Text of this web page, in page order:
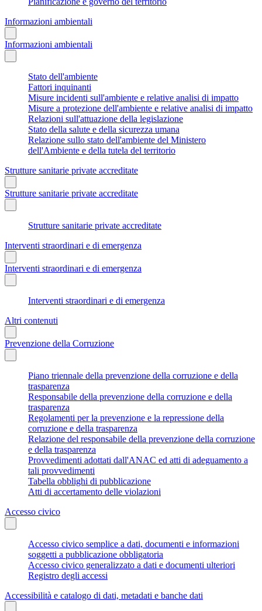
Informazioni ambientali
Informazioni ambientali
Stato dell'ambiente
Fattori inquinanti
Misure incidenti sull'ambiente e relative analisi di impatto
Misure a protezione dell'ambiente e relative analisi di impatto
Relazioni sull'attuazione della legislazione
Stato della salute e della sicurezza umana
Relazione sullo stato dell'ambiente del Ministero
dell'Ambiente e della tutela del territorio
Strutture sanitarie private accreditate
Strutture sanitarie private accreditate
Strutture sanitarie private accreditate
Interventi straordinari e di emergenza
Interventi straordinari e di emergenza
Interventi straordinari e di emergenza
Altri contenuti
Prevenzione della Corruzione
Piano triennale della prevenzione della corruzione e della
trasparenza
Responsabile della prevenzione della corruzione e della
trasparenza
Regolamenti per la prevenzione e la repressione della
corruzione e della trasparenza
Relazione del responsabile della prevenzione della corruzione
e della trasparenza
Provvedimenti adottati dall'ANAC ed atti di adeguamento a
tali provvedimenti
Tabella obblighi di pubblicazione
Atti di accertamento delle violazioni
Accesso civico
Accesso civico semplice a dati, documenti e informazioni
soggetti a pubblicazione obbligatoria
Accesso civico generalizzato a dati e documenti ulteriori
Registro degli accessi
Accessibilità e catalogo di dati, metadati e banche dati